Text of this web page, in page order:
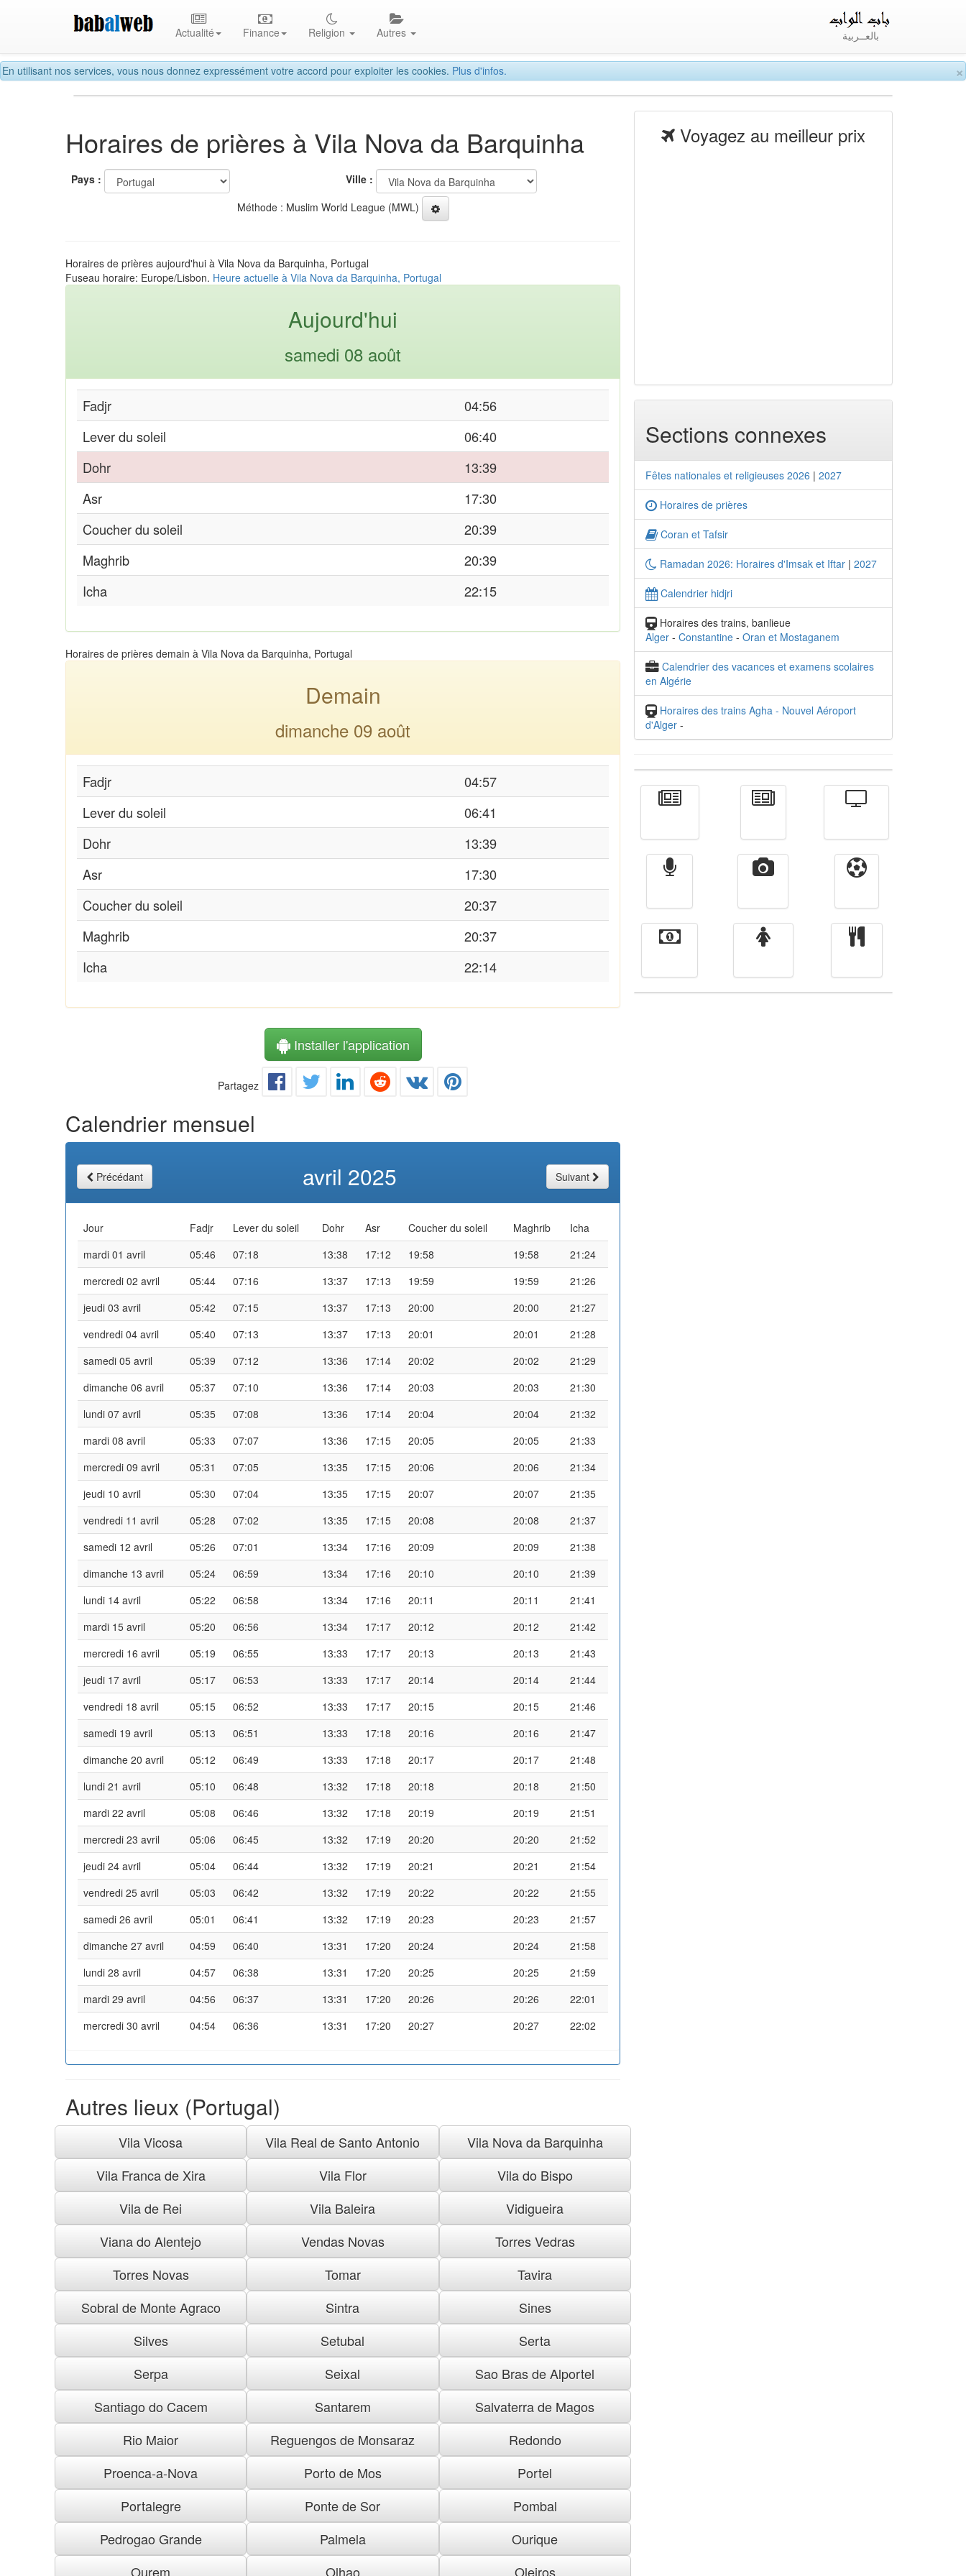
×
En utilisant nos services, vous nous donnez expressément votre accord pour exploiter les cookies. Plus d'infos.
Actualité Finance Religion Autres بالعــربية
Horaires de prières à Vila Nova da Barquinha
Pays :
Ville :
Méthode : Muslim World League (MWL)
Horaires de prières aujourd'hui à Vila Nova da Barquinha, Portugal
Fuseau horaire: Europe/Lisbon. Heure actuelle à Vila Nova da Barquinha, Portugal
Aujourd'hui
samedi 08 août
Fadjr
04:56
Lever du soleil
06:40
Dohr
13:39
Asr
17:30
Coucher du soleil
20:39
Maghrib
20:39
Icha
22:15
Horaires de prières demain à Vila Nova da Barquinha, Portugal
Demain
dimanche 09 août
Fadjr
04:57
Lever du soleil
06:41
Dohr
13:39
Asr
17:30
Coucher du soleil
20:37
Maghrib
20:37
Icha
22:14
Installer l'application
Partagez
Calendrier mensuel
Précédant avril 2025 Suivant
Jour Fadjr Lever du soleil Dohr Asr Coucher du soleil Maghrib
Icha
mardi 01 avril
05:46 07:18 13:38 17:12 19:58 19:58
21:24
mercredi 02 avril
05:44 07:16 13:37 17:13 19:59 19:59
21:26
jeudi 03 avril
05:42 07:15 13:37 17:13 20:00 20:00
21:27
vendredi 04 avril
05:40 07:13 13:37 17:13 20:01 20:01
21:28
samedi 05 avril
05:39 07:12 13:36 17:14 20:02 20:02
21:29
dimanche 06 avril
05:37 07:10 13:36 17:14 20:03 20:03
21:30
lundi 07 avril
05:35 07:08 13:36 17:14 20:04 20:04
21:32
mardi 08 avril
05:33 07:07 13:36 17:15 20:05 20:05
21:33
mercredi 09 avril
05:31 07:05 13:35 17:15 20:06 20:06
21:34
jeudi 10 avril
05:30 07:04 13:35 17:15 20:07 20:07
21:35
vendredi 11 avril
05:28 07:02 13:35 17:15 20:08 20:08
21:37
samedi 12 avril
05:26 07:01 13:34 17:16 20:09 20:09
21:38
dimanche 13 avril
05:24 06:59 13:34 17:16 20:10 20:10
21:39
lundi 14 avril
05:22 06:58 13:34 17:16 20:11 20:11
21:41
mardi 15 avril
05:20 06:56 13:34 17:17 20:12 20:12
21:42
mercredi 16 avril
05:19 06:55 13:33 17:17 20:13 20:13
21:43
jeudi 17 avril
05:17 06:53 13:33 17:17 20:14 20:14
21:44
vendredi 18 avril
05:15 06:52 13:33 17:17 20:15 20:15
21:46
samedi 19 avril
05:13 06:51 13:33 17:18 20:16 20:16
21:47
dimanche 20 avril
05:12 06:49 13:33 17:18 20:17 20:17
21:48
lundi 21 avril
05:10 06:48 13:32 17:18 20:18 20:18
21:50
mardi 22 avril
05:08 06:46 13:32 17:18 20:19 20:19
21:51
mercredi 23 avril
05:06 06:45 13:32 17:19 20:20 20:20
21:52
jeudi 24 avril
05:04 06:44 13:32 17:19 20:21 20:21
21:54
vendredi 25 avril
05:03 06:42 13:32 17:19 20:22 20:22
21:55
samedi 26 avril
05:01 06:41 13:32 17:19 20:23 20:23
21:57
dimanche 27 avril
04:59 06:40 13:31 17:20 20:24 20:24
21:58
lundi 28 avril
04:57 06:38 13:31 17:20 20:25 20:25
21:59
mardi 29 avril
04:56 06:37 13:31 17:20 20:26 20:26
22:01
mercredi 30 avril
04:54 06:36 13:31 17:20 20:27 20:27 22:02
Autres lieux (Portugal)
Vila Vicosa Vila Real de Santo Antonio
Vila Nova da Barquinha
Vila Franca de Xira
Vila Flor
Vila do Bispo
Vila de Rei
Vila Baleira
Vidigueira
Viana do Alentejo
Vendas Novas
Torres Vedras
Torres Novas
Tomar
Tavira
Sobral de Monte Agraco
Sintra
Sines
Silves
Setubal
Serta
Serpa
Seixal
Sao Bras de Alportel
Santiago do Cacem
Santarem
Salvaterra de Magos
Rio Maior
Reguengos de Monsaraz
Redondo
Proenca-a-Nova
Porto de Mos
Portel
Portalegre
Ponte de Sor
Pombal
Pedrogao Grande
Palmela
Ourique
Ourem
Olhao Oleiros
Voyagez au meilleur prix
Sections connexes
Fêtes nationales et religieuses 2026 | 2027
Horaires de prières
Coran et Tafsir
Ramadan 2026: Horaires d'Imsak et Iftar | 2027
Calendrier hidjri
Horaires des trains, banlieue
Alger - Constantine - Oran et Mostaganem
Calendrier des vacances et examens scolaires
en Algérie
Horaires des trains Agha - Nouvel Aéroport
d'Alger -